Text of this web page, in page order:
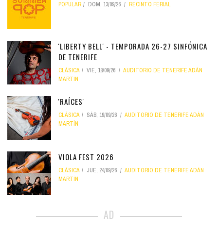
POPULAR DOM, 13/09/26 RECINTO FERIAL
'LIBERTY BELL' - TEMPORADA 26-27 SINFÓNICA
DE TENERIFE
CLÁSICA VIE, 18/09/26
AUDITORIO DE TENERIFE ADÁN
MARTÍN
'RAÍCES'
CLÁSICA SÁB, 19/09/26
AUDITORIO DE TENERIFE ADÁN
MARTÍN
VIOLA FEST 2026
CLÁSICA JUE, 24/09/26
AUDITORIO DE TENERIFE ADÁN
MARTÍN
AD